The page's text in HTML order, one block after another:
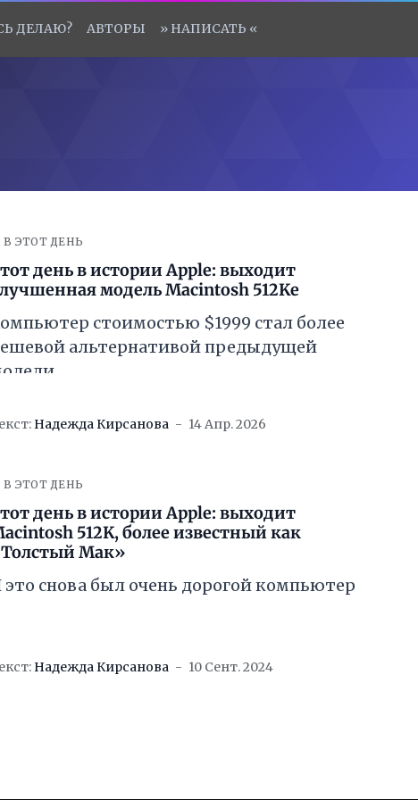
ДЕЛАЮ? АВТОРЫ » НАПИСАТЬ «
В ЭТОТ ДЕНЬ
день в истории Apple: выходит
модель Macintosh 512Ke
стоимостью $1999 стал более
альтернативой предыдущей
Надежда Кирсанова 14 Апр. 2026
В ЭТОТ ДЕНЬ
день в истории Apple: выходит
512K, более известный как
Мак»
это снова был очень дорогой компьютер
Надежда Кирсанова 10 Сент. 2024